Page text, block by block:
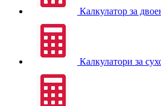
Калкулатор за
Калкулатори за